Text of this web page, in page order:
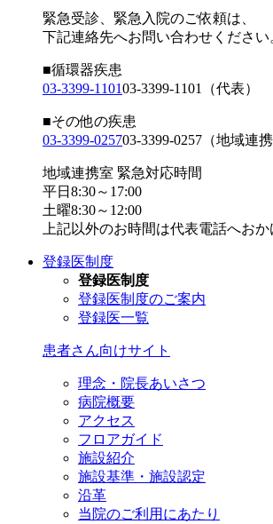
緊急受診、緊急入院のご依頼は、
下記連絡先へお問い合わせください
■循環器疾患
03-3399-110103-3399-1101 （代表）
■その他の疾患
03-3399-025703-3399-0257 （地域連携
地域連携室 緊急対応時間
平日8:30～17:00
土曜8:30～12:00
上記以外のお時間は代表電話へおか
登録医制度
登録医制度
登録医制度のご案内
登録医一覧
患者さん向けサイト
理念・院長あいさつ
病院概要
アクセス
フロアガイド
施設紹介
施設基準・施設認定
沿革
当院のご利用にあたり